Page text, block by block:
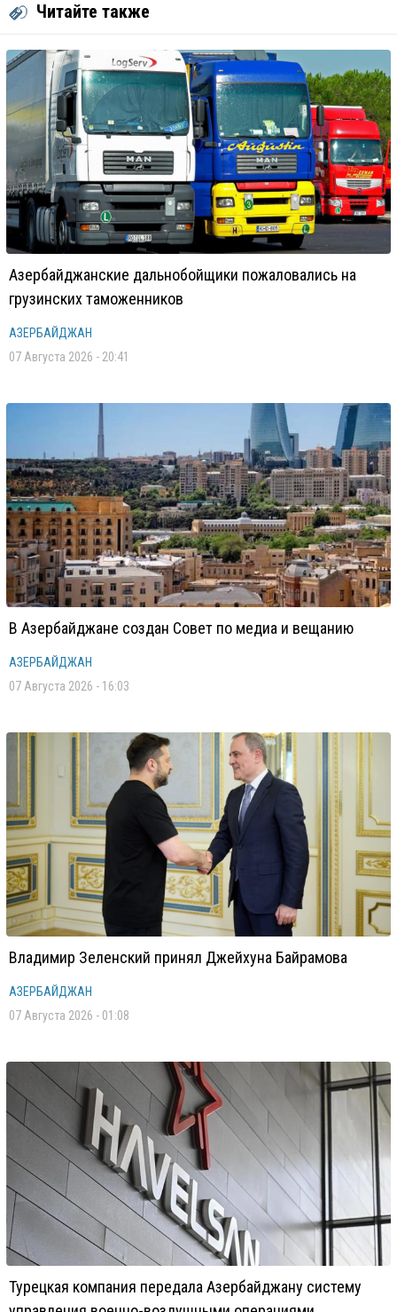
Читайте также
Азербайджанские дальнобойщики пожаловались на
грузинских таможенников
АЗЕРБАЙДЖАН
07 Августа 2026 - 20:41
В Азербайджане создан Совет по медиа и вещанию
АЗЕРБАЙДЖАН
07 Августа 2026 - 16:03
Владимир Зеленский принял Джейхуна Байрамова
АЗЕРБАЙДЖАН
07 Августа 2026 - 01:08
Турецкая компания передала Азербайджану систему